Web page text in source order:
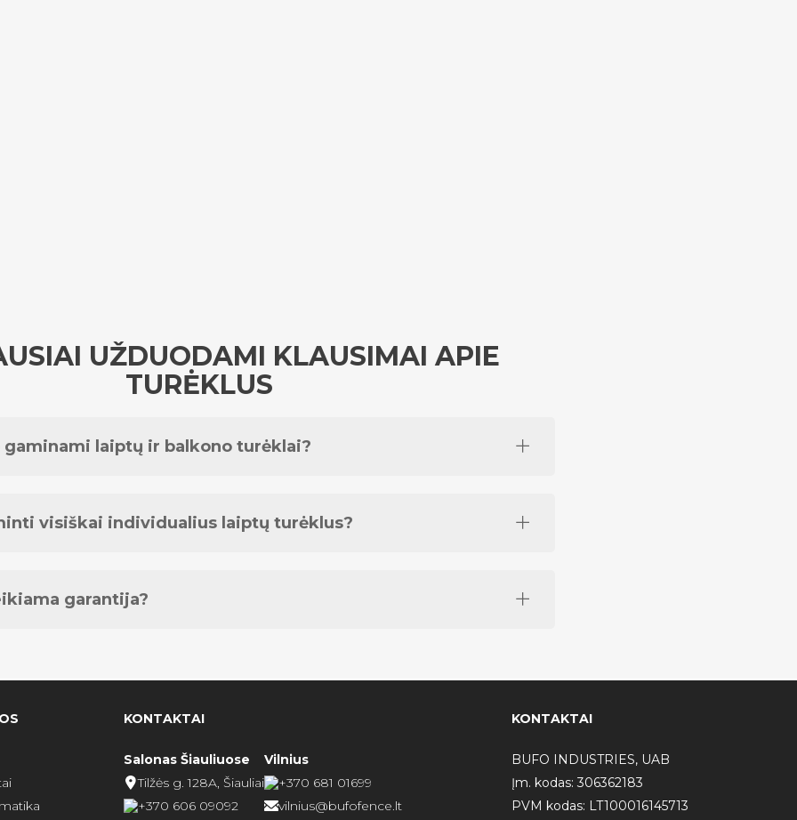
UŽDUODAMI KLAUSIMAI APIE
TURĖKLUS
laiptų ir balkono turėklai?
visiškai individualius laiptų turėklus?
garantija?
KONTAKTAI
Salonas Šiauliuose
Tilžės g. 128A, Šiauliai
+370 606 09092
Vilnius
+370 681 01699
vilnius@bufofence.lt
KONTAKTAI
BUFO INDUSTRIES, UAB
Įm. kodas: 306362183
PVM kodas: LT100016145713